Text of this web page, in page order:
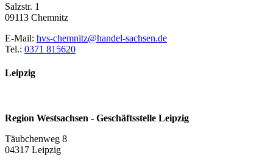
Salzstr. 1
09113 Chemnitz
E-Mail: hvs-chemnitz@handel-sachsen.de
Tel.: 0371 815620
Leipzig
Region Westsachsen - Geschäftsstelle Leipzig
Täubchenweg 8
04317 Leipzig